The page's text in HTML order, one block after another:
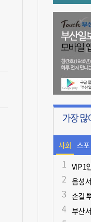
가장 많
사회 스포
츠